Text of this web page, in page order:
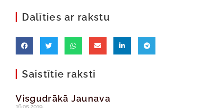
Dalīties ar rakstu
Saistītie raksti
Visgudrākā Jaunava
16.05.2019.